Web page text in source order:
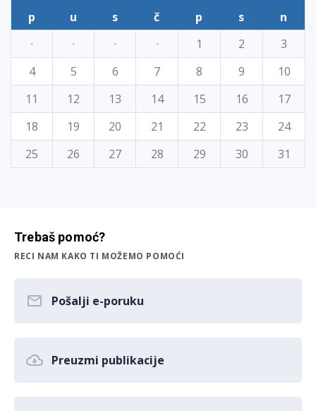
p
u s č p s
n
·
· · · 1 2
3
4
5 6 7 8 9
10
11
12 13 14 15 16
17
18
19 20 21 22 23
24
25
26 27 28 29 30 31
Trebaš pomoć?
RECI NAM KAKO TI MOŽEMO POMOĆI
Pošalji e-poruku
Preuzmi publikacije